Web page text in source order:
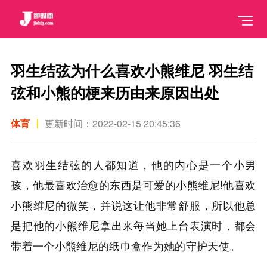
羽生结弦为什么喜欢小熊维尼 羽生结
弦和小熊的梗来历由来原因出处
体育 更新时间：2022-02-15 20:45:36
喜欢羽生结弦的人都知道，他的内心是一个小男
孩，他最喜欢治愈的东西是可爱的小熊维尼!他喜欢
小熊维尼的微笑，并说这让他非常舒服，所以他总
是把他的小熊维尼拿出来每当她上台表演时，都会
带着一个小熊维尼的纸巾盒作为她的守护天使。